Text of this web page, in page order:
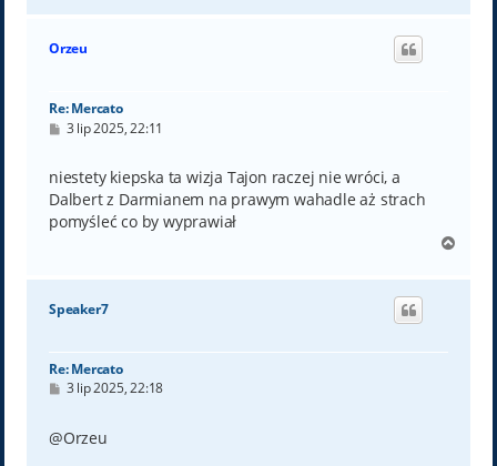
g
Orzeu
Re: Mercato
P
t
3 lip 2025, 22:11
niestety kiepska ta wizja Tajon raczej nie wróci, a
Dalbert z Darmianem na prawym wahadle aż strach
pomyśleć co by wyprawiał
g
Speaker7
Re: Mercato
P
t
3 lip 2025, 22:18
@Orzeu